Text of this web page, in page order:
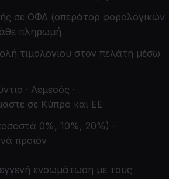
σε ΟΦΔ (οπεράτορ φορολογικών
πληρωμή
τιμολογίου στον πελάτη μέσω
· Λεμεσός ·
σε Κύπρο και ΕΕ
0%, 10%, 20%) -
προϊόν
ενσωμάτωση με τους